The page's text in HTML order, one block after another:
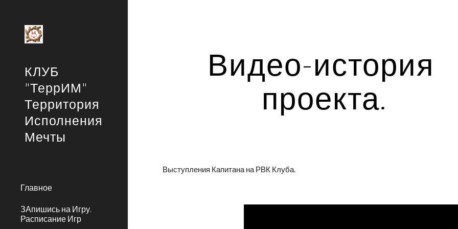
КЛУБ
"ТеррИМ"
Территория
Исполнения
Мечты
Главное
ЗАпишись на Игру.
Расписание Игр
Видео-история
проекта.
Выступления Капитана на РВК Клуба.